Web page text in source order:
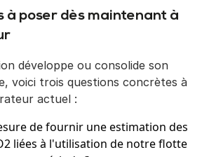
à poser dès maintenant à
développe ou consolide son
voici trois questions concrètes à
actuel :
de fournir une estimation des
liées à l'utilisation de notre flotte